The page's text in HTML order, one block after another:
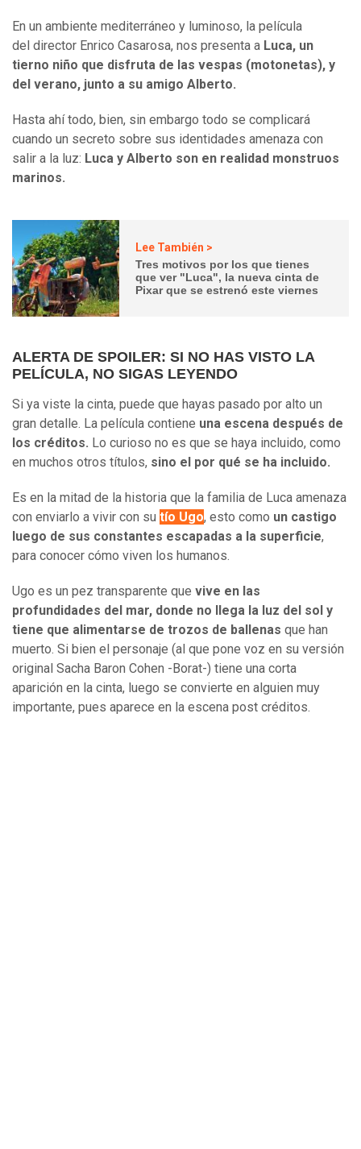
En un ambiente mediterráneo y luminoso, la película
del director Enrico Casarosa, nos presenta a Luca, un
tierno niño que disfruta de las vespas (motonetas), y
del verano, junto a su amigo Alberto.
Hasta ahí todo, bien, sin embargo todo se complicará
cuando un secreto sobre sus identidades amenaza con
salir a la luz: Luca y Alberto son en realidad monstruos
marinos.
Lee También >
Tres motivos por los que tienes
que ver "Luca", la nueva cinta de
Pixar que se estrenó este viernes
ALERTA DE SPOILER: SI NO HAS VISTO LA
PELÍCULA, NO SIGAS LEYENDO
Si ya viste la cinta, puede que hayas pasado por alto un
gran detalle. La película contiene una escena después de
los créditos. Lo curioso no es que se haya incluido, como
en muchos otros títulos, sino el por qué se ha incluido.
Es en la mitad de la historia que la familia de Luca amenaza
con enviarlo a vivir con su tío Ugo, esto como un castigo
luego de sus constantes escapadas a la superficie,
para conocer cómo viven los humanos.
Ugo es un pez transparente que vive en las
profundidades del mar, donde no llega la luz del sol y
tiene que alimentarse de trozos de ballenas que han
muerto. Si bien el personaje (al que pone voz en su versión
original Sacha Baron Cohen -Borat-) tiene una corta
aparición en la cinta, luego se convierte en alguien muy
importante, pues aparece en la escena post créditos.